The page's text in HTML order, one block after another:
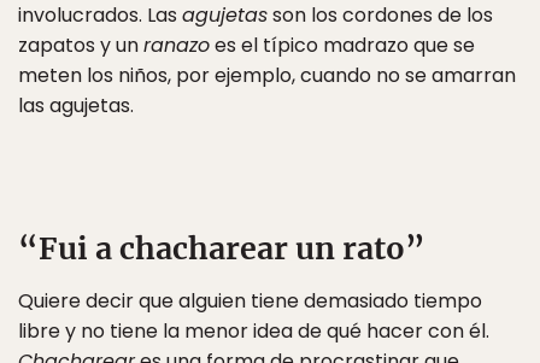
involucrados. Las agujetasson los cordones de los
zapatos y unranazoes el típico madrazo que se
meten los niños, por ejemplo, cuando no se amarran
las agujetas.
“Fui a chacharear un rato”
Quiere decir que alguien tiene demasiado tiempo
libre y no tiene la menor idea de qué hacer con él.